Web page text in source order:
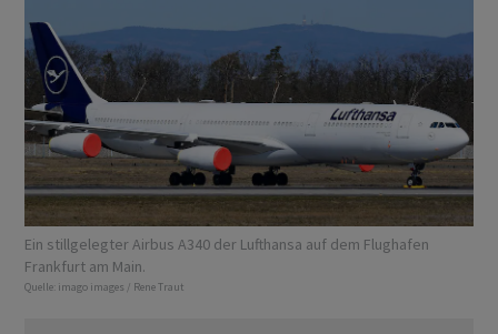
Ein stillgelegter Airbus A340 der Lufthansa auf dem Flughafen
Frankfurt am Main.
Quelle: imago images / Rene Traut